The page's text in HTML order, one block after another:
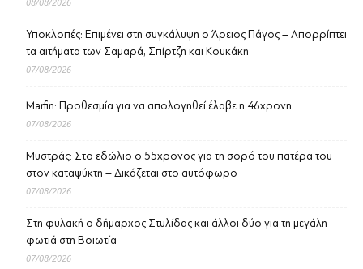
Υποκλοπές: Επιμένει στη συγκάλυψη ο Άρειος Πάγος – Απορρίπτει
τα αιτήματα των Σαμαρά, Σπίρτζη και Κουκάκη
07/08/2026
Marfin: Προθεσμία για να απολογηθεί έλαβε η 46χρονη
07/08/2026
Μυστράς: Στο εδώλιο ο 55χρονος για τη σορό του πατέρα του
στον καταψύκτη – Δικάζεται στο αυτόφωρο
07/08/2026
Στη φυλακή ο δήμαρχος Στυλίδας και άλλοι δύο για τη μεγάλη
φωτιά στη Βοιωτία
07/08/2026